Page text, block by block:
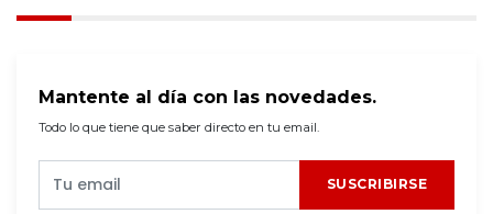
Mantente al día con las novedades.
Todo lo que tiene que saber directo en tu email.
SUSCRIBIRSE